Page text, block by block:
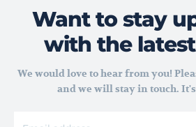
Want to stay
with the
We would love to hear from you!
and we will stay in touch.